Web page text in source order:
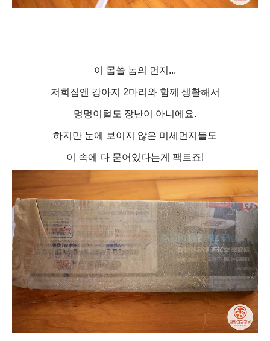
이 몹쓸 놈의 먼지...
저희집엔 강아지 2마리와 함께 생활해서
멍멍이털도 장난이 아니에요.
하지만 눈에 보이지 않은 미세먼지들도
이 속에 다 묻어있다는게 팩트죠!